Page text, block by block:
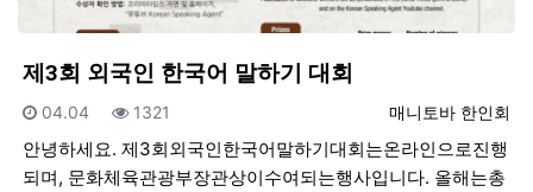
제3회 외국인 한국어 말하기 대회
등록자
매니토바 한인회
등록일
04.04 조회
1321
안녕하세요. 제3회외국인한국어말하기대회는온라인으로진행
되며, 문화체육관광부장관상이수여되는행사입니다. 올해는총